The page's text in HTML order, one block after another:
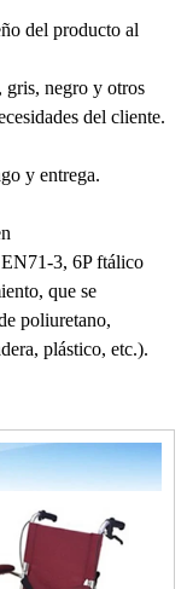
del producto al
gris, negro y otros
del cliente.
y entrega.
3, 6P ftálico
que se
poliuretano,
plástico, etc.).